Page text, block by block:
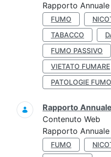
Rapporto
FUMO
TABACCO
FUMO PASSIVO
VIETATO FUMARE
PATOLOGIE
Rapporto
Contenuto Web
Rapporto
FUMO